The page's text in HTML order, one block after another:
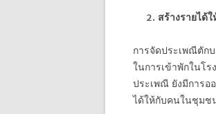
สร้างรายได้
การจัดประเพณีตัก
ในการเข้าพักในโ
ประเพณี ยังมีการอ
ได้ให้กับคนในชุมช